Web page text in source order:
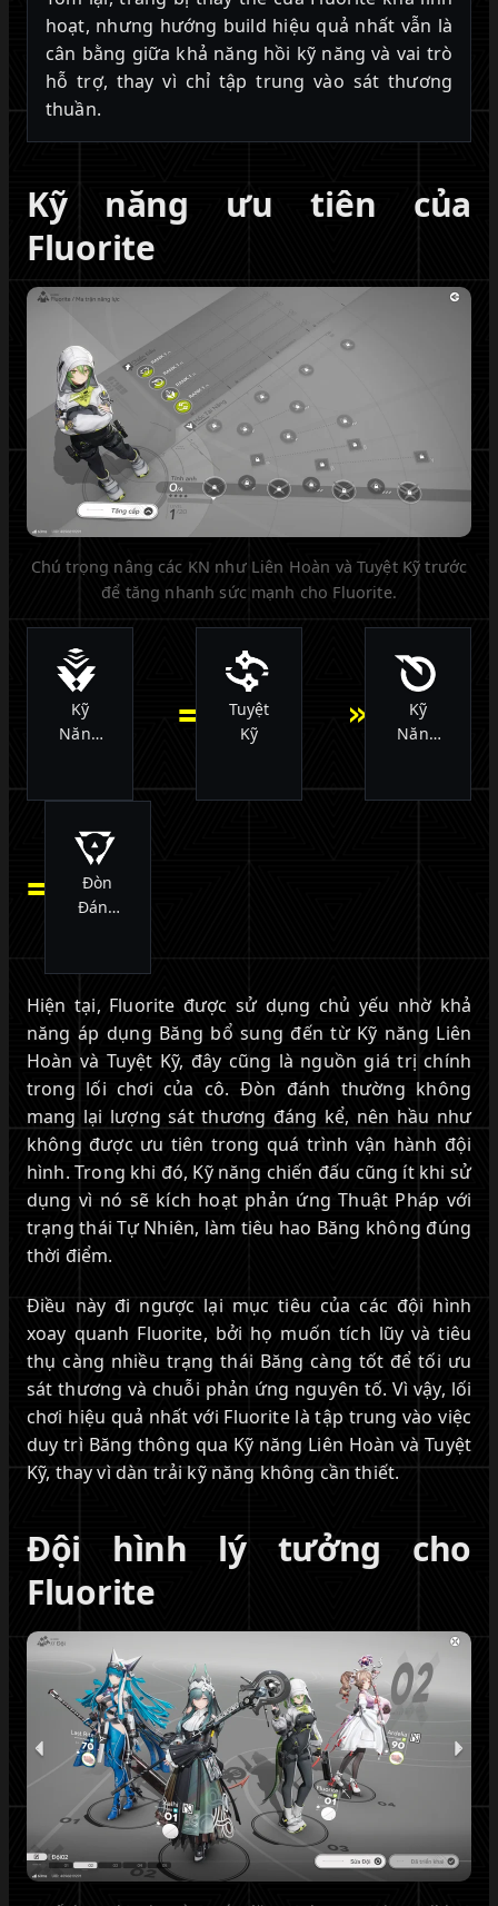
hoạt, nhưng hướng build hiệu quả nhất vẫn là
cân bằng giữa khả năng hồi kỹ năng và vai trò
hỗ trợ, thay vì chỉ tập trung vào sát thương
thuần.
Kỹ năng ưu tiên của
Fluorite
Chú trọng nâng các KN như Liên Hoàn và Tuyệt Kỹ trước
để tăng nhanh sức mạnh cho Fluorite.
Kỹ
Năng
=
Tuyệt
Kỹ
»
Kỹ
Năng
=
Đòn
Đánh
Hiện tại, Fluorite được sử dụng chủ yếu nhờ khả
năng áp dụng Băng bổ sung đến từ Kỹ năng Liên
Hoàn và Tuyệt Kỹ, đây cũng là nguồn giá trị chính
trong lối chơi của cô. Đòn đánh thường không
mang lại lượng sát thương đáng kể, nên hầu như
không được ưu tiên trong quá trình vận hành đội
hình. Trong khi đó, Kỹ năng chiến đấu cũng ít khi sử
dụng vì nó sẽ kích hoạt phản ứng Thuật Pháp với
trạng thái Tự Nhiên, làm tiêu hao Băng không đúng
thời điểm.
Điều này đi ngược lại mục tiêu của các đội hình
xoay quanh Fluorite, bởi họ muốn tích lũy và tiêu
thụ càng nhiều trạng thái Băng càng tốt để tối ưu
sát thương và chuỗi phản ứng nguyên tố. Vì vậy, lối
chơi hiệu quả nhất với Fluorite là tập trung vào việc
duy trì Băng thông qua Kỹ năng Liên Hoàn và Tuyệt
Kỹ, thay vì dàn trải kỹ năng không cần thiết.
Đội hình lý tưởng cho
Fluorite